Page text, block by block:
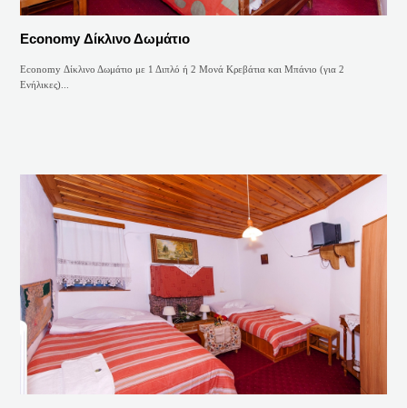
Economy Δίκλινο Δωμάτιο
Economy Δίκλινο Δωμάτιο με 1 Διπλό ή 2 Μονά Κρεβάτια και Μπάνιο (για 2
Ενήλικες)...